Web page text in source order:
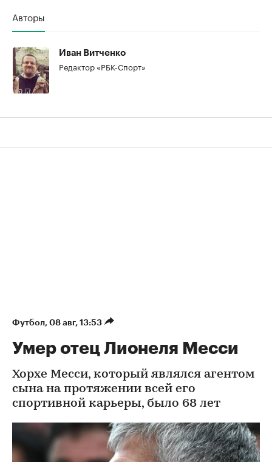
Авторы
Иван Витченко
Редактор «РБК-Спорт»
Футбол⁠, 08 авг, 13:53
Умер отец Лионеля Месси
Хорхе Месси, который являлся агентом
сына на протяжении всей его
спортивной карьеры, было 68 лет